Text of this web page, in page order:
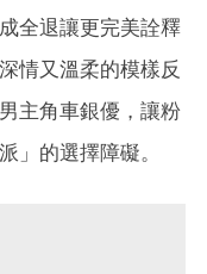
全退讓更完美詮釋
情又溫柔的模樣反
主角車銀優，讓粉
」的選擇障礙。